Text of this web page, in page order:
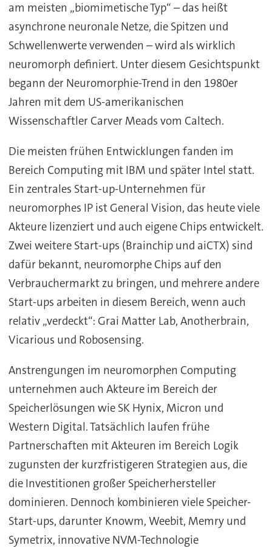
am meisten „biomimetische Typ“ – das heißt
asynchrone neuronale Netze, die Spitzen und
Schwellenwerte verwenden – wird als wirklich
neuromorph definiert. Unter diesem Gesichtspunkt
begann der Neuromorphie-Trend in den 1980er
Jahren mit dem US-amerikanischen
Wissenschaftler Carver Meads vom Caltech.
Die meisten frühen Entwicklungen fanden im
Bereich Computing mit IBM und später Intel statt.
Ein zentrales Start-up-Unternehmen für
neuromorphes IP ist General Vision, das heute viele
Akteure lizenziert und auch eigene Chips entwickelt.
Zwei weitere Start-ups (Brainchip und aiCTX) sind
dafür bekannt, neuromorphe Chips auf den
Verbrauchermarkt zu bringen, und mehrere andere
Start-ups arbeiten in diesem Bereich, wenn auch
relativ „verdeckt“: Grai Matter Lab, Anotherbrain,
Vicarious und Robosensing.
Anstrengungen im neuromorphen Computing
unternehmen auch Akteure im Bereich der
Speicherlösungen wie SK Hynix, Micron und
Western Digital. Tatsächlich laufen frühe
Partnerschaften mit Akteuren im Bereich Logik
zugunsten der kurzfristigeren Strategien aus, die
die Investitionen großer Speicherhersteller
dominieren. Dennoch kombinieren viele Speicher-
Start-ups, darunter Knowm, Weebit, Memry und
Symetrix, innovative NVM-Technologie